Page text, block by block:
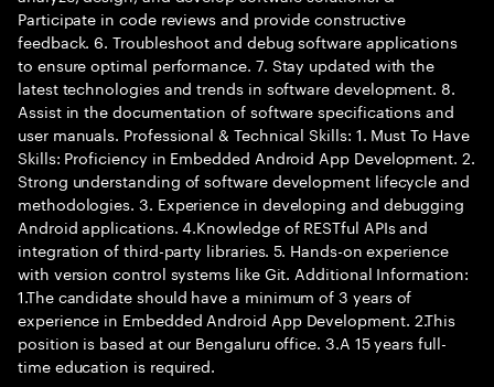
Participate in code reviews and provide constructive
feedback. 6. Troubleshoot and debug software applications
to ensure optimal performance. 7. Stay updated with the
latest technologies and trends in software development. 8.
Assist in the documentation of software specifications and
user manuals. Professional & Technical Skills: 1. Must To Have
Skills: Proficiency in Embedded Android App Development. 2.
Strong understanding of software development lifecycle and
methodologies. 3. Experience in developing and debugging
Android applications. 4.Knowledge of RESTful APIs and
integration of third-party libraries. 5. Hands-on experience
with version control systems like Git. Additional Information:
1.The candidate should have a minimum of 3 years of
experience in Embedded Android App Development. 2.This
position is based at our Bengaluru office. 3.A 15 years full-
time education is required.